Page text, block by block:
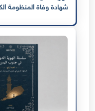
شهادة وفاة المنظومة